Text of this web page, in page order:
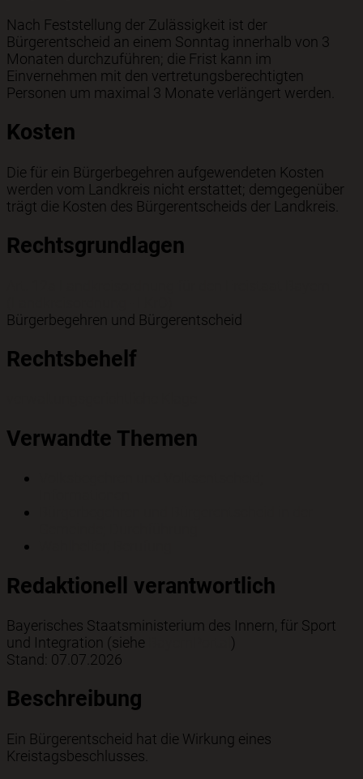
Nach Feststellung der Zulässigkeit ist der
Bürgerentscheid an einem Sonntag innerhalb von 3
Monaten durchzuführen; die Frist kann im
Einvernehmen mit den vertretungsberechtigten
Personen um maximal 3 Monate verlängert werden.
Kosten
Die für ein Bürgerbegehren aufgewendeten Kosten
werden vom Landkreis nicht erstattet; demgegenüber
trägt die Kosten des Bürgerentscheids der Landkreis.
Rechtsgrundlagen
Bürgerbegehren und Bürgerentscheid
Rechtsbehelf
Verwandte Themen
Redaktionell verantwortlich
Bayerisches Staatsministerium des Innern, für Sport
und Integration (siehe
)
Stand: 07.07.2026
Beschreibung
Ein Bürgerentscheid hat die Wirkung eines
Kreistagsbeschlusses.